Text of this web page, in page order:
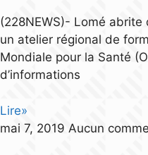
(228NEWS)- Lomé
un atelier régional de
Mondiale pour la Santé
d’informations
Lire»
mai 7, 2019 Aucun